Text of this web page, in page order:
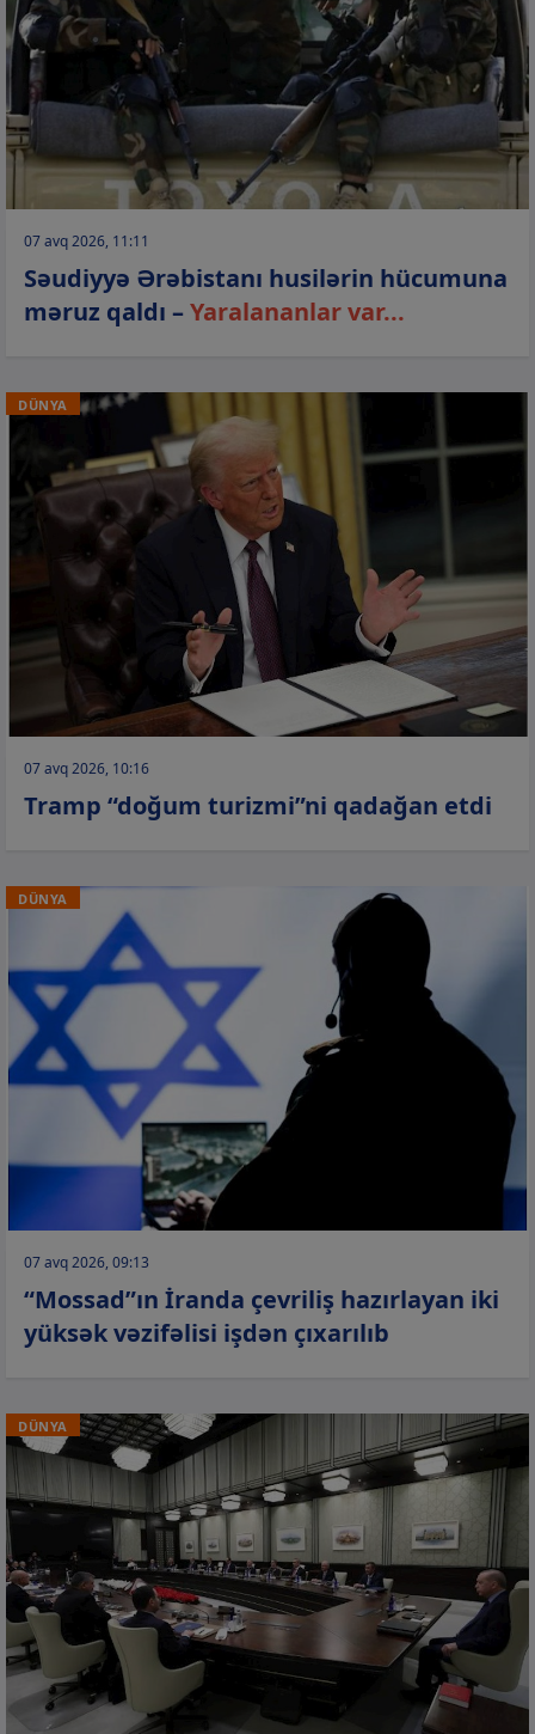
07 avq 2026, 11:11
Səudiyyə Ərəbistanı husilərin hücumuna
məruz qaldı –Yaralananlar var...
DÜNYA
07 avq 2026, 10:16
Tramp “doğum turizmi”ni qadağan etdi
DÜNYA
07 avq 2026, 09:13
“Mossad”ın İranda çevriliş hazırlayan iki
yüksək vəzifəlisi işdən çıxarılıb
DÜNYA